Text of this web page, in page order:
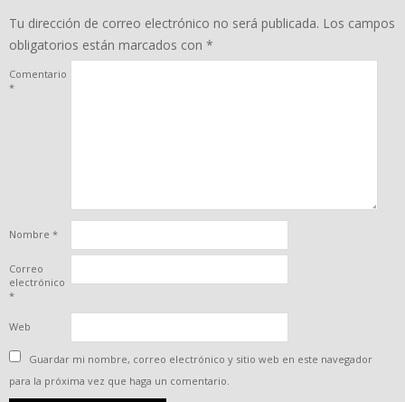
Tu dirección de correo electrónico no será publicada. Los campos
obligatorios están marcados con *
Comentario
*
Nombre *
Correo
electrónico
*
Web
Guardar mi nombre, correo electrónico y sitio web en este navegador
para la próxima vez que haga un comentario.